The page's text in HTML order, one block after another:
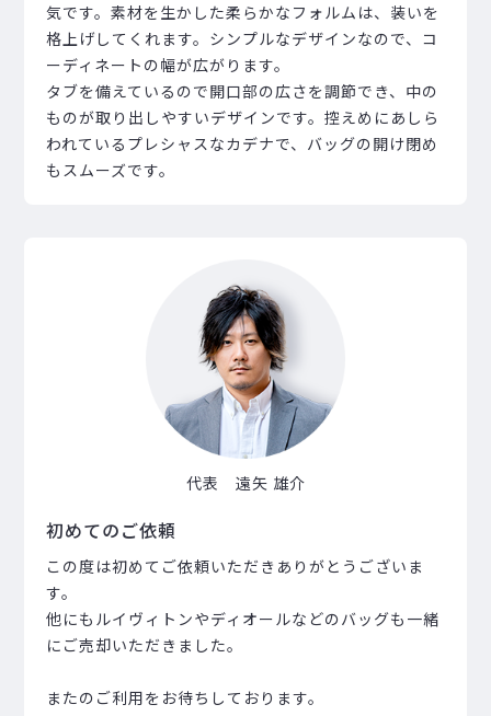
気です。素材を生かした柔らかなフォルムは、装いを
格上げしてくれます。シンプルなデザインなので、コ
ーディネートの幅が広がります。
タブを備えているので開口部の広さを調節でき、中の
ものが取り出しやすいデザインです。控えめにあしら
われているプレシャスなカデナで、バッグの開け閉め
もスムーズです。
代表 遠矢 雄介
初めてのご依頼
この度は初めてご依頼いただきありがとうございま
す。
他にもルイヴィトンやディオールなどのバッグも一緒
にご売却いただきました。
またのご利用をお待ちしております。